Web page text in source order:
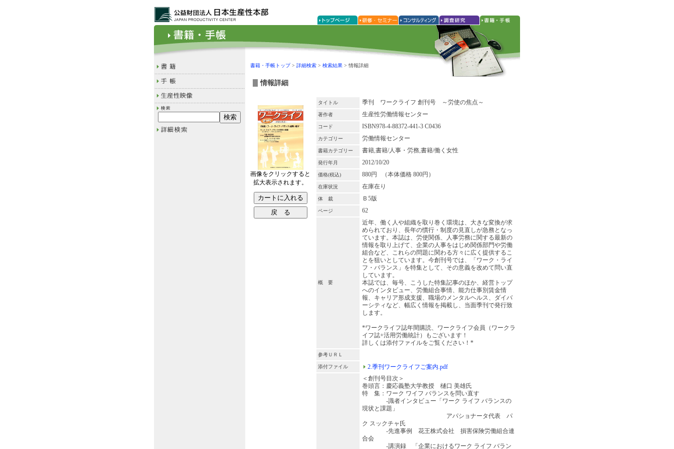
書籍・手帳トップ> 詳細検索 > 検索結果 > 情報詳細
情報詳細
画像をクリックすると
拡大表示されます。
タイトル 季刊 ワークライフ 創刊号 ～労使の焦点～
著作者 生産性労働情報センター
コード ISBN978-4-88372-441-3 C0436
カテゴリー 労働情報センター
書籍カテゴリー 書籍,書籍/人事・労務,書籍/働く女性
発行年月 2012/10/20
価格(税込) 880円 （本体価格 800円）
在庫状況 在庫在り
体 裁 Ｂ5版
ページ 62
概 要
近年、働く人や組織を取り巻く環境は、大きな変換が求
められており、長年の慣行・制度の見直しが急務となっ
ています。本誌は、労使関係、人事労務に関する最新の
情報を取り上げて、企業の人事をはじめ関係部門や労働
組合など、これらの問題に関わる方々に広く提供するこ
とを狙いとしています。今創刊号では、「ワーク・ライ
フ・バランス」を特集として、その意義を改めて問い直
しています。
本誌では、毎号、こうした特集記事のほか、経営トップ
へのインタビュー、労働組合事情、能力仕事別賃金情
報、キャリア形成支援、職場のメンタルヘルス、ダイバ
ーシティなど、幅広く情報を掲載し、当面季刊で発行致
します。
*ワークライフ誌年間購読、ワークライフ会員（ワークラ
イフ誌+活用労働統計）もございます！
詳しくは添付ファイルをご覧ください！*
参考ＵＲＬ
添付ファイル
2.季刊ワークライフご案内.pdf
＜創刊号目次＞
巻頭言：慶応義塾大学教授 樋口 美雄氏
特 集：ワーク ワイフ バランスを問い直す
-識者インタビュー「ワーク ライフ バランスの
現状と課題」
アパショナータ代表 パ
ク スックチャ氏
-先進事例 花王株式会社 損害保険労働組合連
合会
-講演録 「企業におけるワーク ライフ バラン